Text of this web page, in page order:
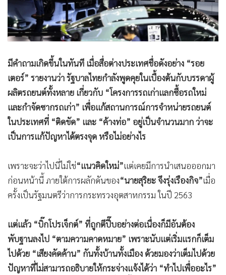
มีคำถามเกิดขึ้นในทันที เมื่อสื่อต่างประเทศชื่อดังอย่าง “รอย
เตอร์” รายงานว่า รัฐบาลไทยกำลังพูดคุยในเบื้องต้นกับบรรดาผู้
ผลิตรถยนต์ทั้งหลาย เกี่ยวกับ “โครงการรถเก่าแลกซื้อรถใหม่
และกำจัดซากรถเก่า” เพื่อแก้สถานการณ์การจำหน่ายรถยนต์
ในประเทศที่ “ติดขัด” และ “ค้างท่อ” อยู่เป็นจำนวนมาก ว่าจะ
เป็นการแก้ปัญหาได้ตรงจุด หรือไม่อย่างไร
เพราะจะว่าไปนี่ไม่ใช่“แนวคิดใหม่”แต่เคยมีการนำเสนอออกมา
ก่อนหน้านี้ ภายใต้การผลักดันของ“นายสุริยะ จึงรุ่งเรืองกิจ”เมื่อ
ครั้งเป็นรัฐมนตรีว่าการกระทรวงอุตสาหกรรม ในปี 2563
แต่แล้ว “บิ๊กโปรเจ็กต์” ที่ถูกตีปี๊บอย่างต่อเนื่องก็มีอันต้อง
พับฐานลงไป “ตามความคาดหมาย” เพราะนับแต่เริ่มแรกก็เต็ม
ไปด้วย “เสียงคัดค้าน” กันทั้งบ้านทั้งเมือง ด้วยมองว่าเต็มไปด้วย
ปัญหาที่ไม่สามารถอธิบายให้กระจ่างแจ้งได้ว่า “ทำไปเพื่ออะไร”